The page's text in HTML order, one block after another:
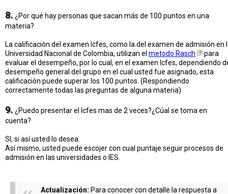
8. ¿Por qué hay personas que sacan más de 100 puntos en una
materia?
La calificación del examen Icfes, como la del examen de admisión en
Universidad Nacional de Colombia, utilizan el metodo Rasch
para
evaluar el desempeño, por lo cual, en el examen Icfes, dependiendo
desempeño general del grupo en el cual usted fue asignado, esta
calificación puede superar los 100 puntos. (Respondiendo
correctamente todas las preguntas de alguna materia)
9. ¿Puedo presentar el Icfes mas de 2 veces?¿Cúal se toma en
cuenta?
SI, si así usted lo desea.
Así mismo, usted puede escojer con cual puntaje seguir procesos de
admisión en las universidades o IES.
Actualización: Para conocer con detalle la respuesta a